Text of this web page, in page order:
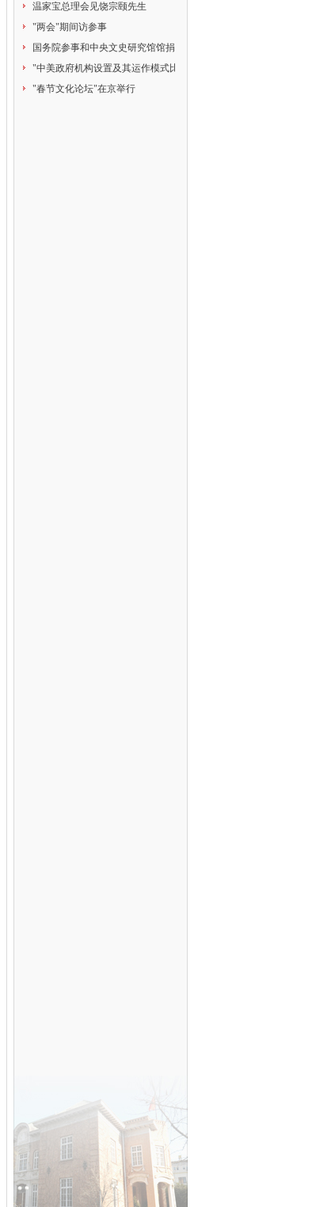
温家宝总理会见饶宗颐先生
"两会"期间访参事
国务院参事和中央文史研究馆馆捐赠献爱心
"中美政府机构设置及其运作模式比较研究"研讨会
"春节文化论坛"在京举行